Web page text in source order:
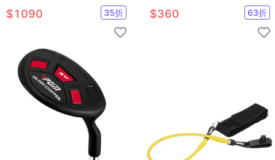
初學桿
$1090 35折
曬防滑耐磨運動手套
$360 63折